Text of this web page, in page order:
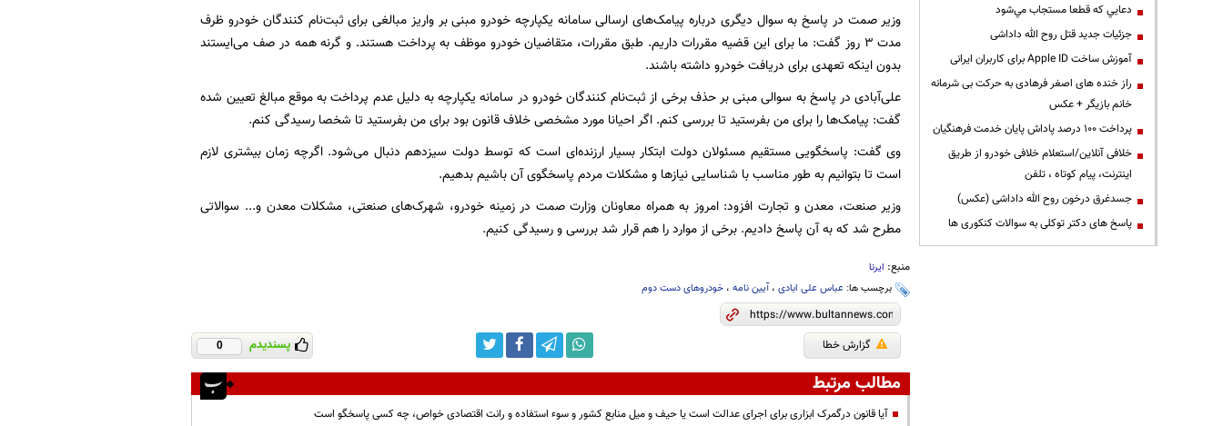
وزیر صمت در پاسخ به سوال دیگری درباره پیامک‌های ارسالی سامانه یکپارچه خودرو مبنی بر واریز مبالغی برای ثبت‌نام کنندگان خودرو ظرف
مدت ۳ روز گفت: ما برای این قضیه مقررات داریم. طبق مقررات، متقاضیان خودرو موظف به پرداخت هستند. و گرنه همه در صف می‌ایستند
بدون اینکه تعهدی برای دریافت خودرو داشته باشند.
علی‌آبادی در پاسخ به سوالی مبنی بر حذف برخی از ثبت‌نام کنندگان خودرو در سامانه یکپارچه به دلیل عدم پرداخت به‌ موقع مبالغ تعیین شده
گفت: پیامک‌ها را برای من بفرستید تا بررسی کنم. اگر احیانا مورد مشخصی خلاف قانون بود برای من بفرستید تا شخصا رسیدگی کنم.
وی گفت: پاسخگویی مستقیم مسئولان دولت ابتکار بسیار ارزنده‌ای است که توسط دولت سیزدهم دنبال می‌شود. اگرچه زمان بیشتری لازم
است تا بتوانیم به طور مناسب با شناسایی نیازها و مشکلات مردم پاسخگوی آن باشیم بدهیم.
وزیر صنعت، معدن و تجارت افزود: امروز به همراه معاونان وزارت صمت در زمینه خودرو، شهرک‌های صنعتی، مشکلات معدن و... سوالاتی
مطرح شد که به آن پاسخ دادیم. برخی از موارد را هم قرار شد بررسی و رسیدگی کنیم.
منبع: ایرنا
برچسب ها: عباس علی ابادی،آیین نامه، خودروهای دست دوم
گزارش خطا پسندیدم 0
مطالب مرتبط
آیا قانون درگمرک ابزاری برای اجرای عدالت است یا حیف و میل منابع کشور و سوء استفاده و رانت اقتصادی خواص، چه کسی پاسخگو است
دعايي كه قطعا مستجاب مي‌شود
جزئیات جدید قتل روح الله داداشی
آموزش ساخت Apple ID برای کاربران ایرانی
راز خنده های اصغر فرهادی به حرکت بی شرمانه
خانم بازیگر + عکس
پرداخت ۱۰۰ درصد پاداش پایان خدمت فرهنگیان
خلافی آنلاین/استعلام خلافی خودرو از طریق
اینترنت، پیام کوتاه ، تلفن
جسدغرق درخون روح الله داداشی (عکس)
پاسخ های دکتر توکلی به سوالات کنکوری ها